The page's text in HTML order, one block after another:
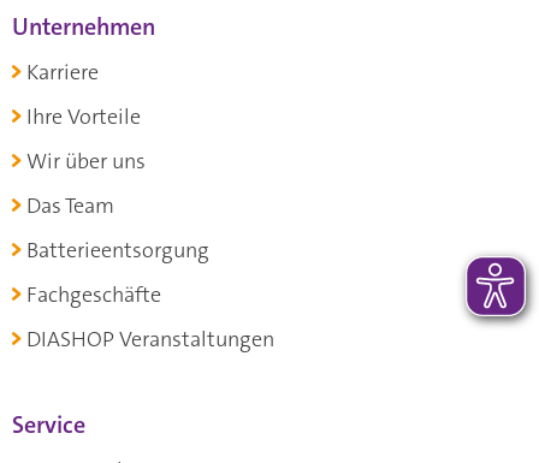
Unternehmen
Karriere
Ihre Vorteile
Wir über uns
Das Team
Batterieentsorgung
Fachgeschäfte
DIASHOP Veranstaltungen
Service